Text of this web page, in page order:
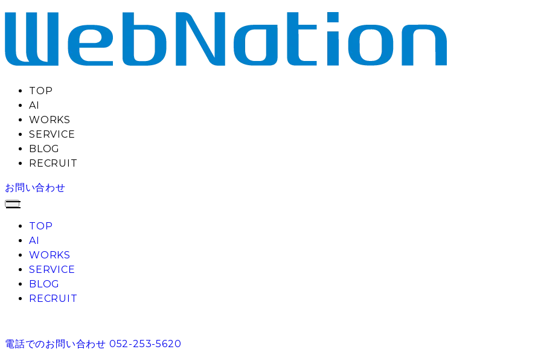
TOP
AI
WORKS
SERVICE
BLOG
RECRUIT
お問い合わせ
TOP
AI
WORKS
SERVICE
BLOG
RECRUIT
電話でのお問い合わせ 052-253-5620